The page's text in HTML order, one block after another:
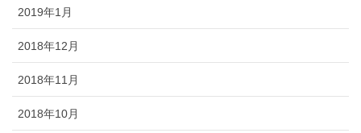
2019年1月
2018年12月
2018年11月
2018年10月